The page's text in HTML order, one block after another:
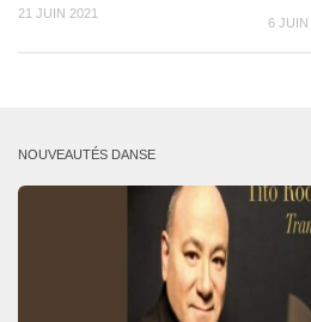
21 JUIN 2021
6 JUIN
NOUVEAUTÉS DANSE